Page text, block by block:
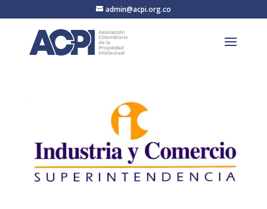
admin@acpi.org.co